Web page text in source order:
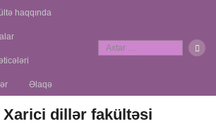
haqqında
Əlaqə
dillər fakültəsi